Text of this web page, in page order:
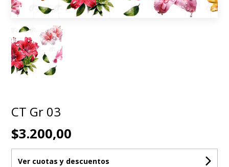
CT Gr 03
$3.200,00
Ver cuotas y descuentos